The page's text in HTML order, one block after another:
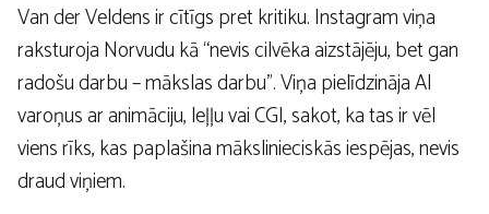
Van der Veldens ir cītīgs pret kritiku. Instagram viņa
raksturoja Norvudu kā “nevis cilvēka aizstājēju, bet gan
radošu darbu – mākslas darbu”. Viņa pielīdzināja AI
varoņus ar animāciju, leļļu vai CGI, sakot, ka tas ir vēl
viens rīks, kas paplašina mākslinieciskās iespējas, nevis
draud viņiem.